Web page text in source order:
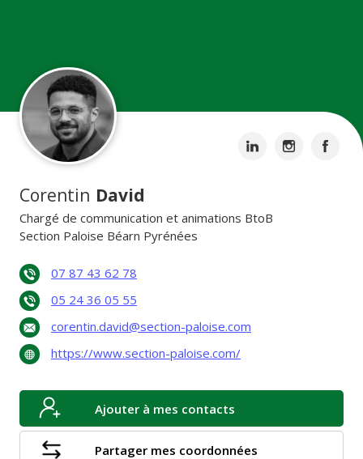
Corentin David
Chargé de communication et animations BtoB
Section Paloise Béarn Pyrénées
07 87 43 62 78
05 24 36 05 55
corentin.david@section-paloise.com
https://www.section-paloise.com/
Ajouter à mes contacts
Partager mes coordonnées